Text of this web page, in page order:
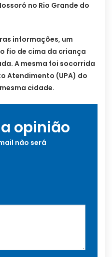
no Rio Grande do
informações, um
fio de cima da criança
A mesma foi socorrida
Atendimento (UPA) do
cidade.
opinião
não será